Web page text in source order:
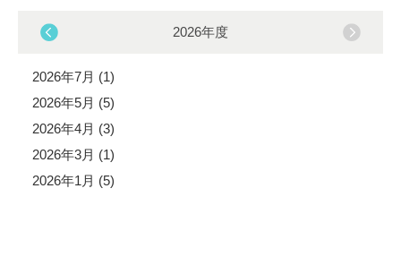
2026年度
2026年7月 (1)
2026年5月 (5)
2026年4月 (3)
2026年3月 (1)
2026年1月 (5)